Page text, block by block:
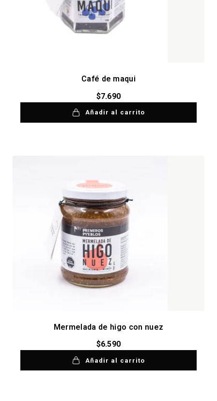
Café de maqui
$7.690
Añadir al carrito
Mermelada de higo con nuez
$6.590
Añadir al carrito